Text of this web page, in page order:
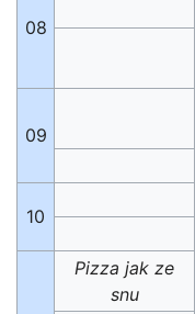
08
09
10
Pizza jak ze
snu